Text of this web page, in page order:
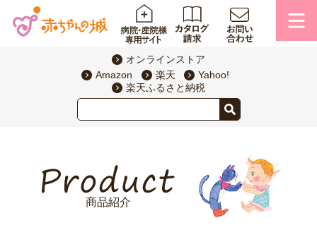
オンラインストア
Amazon
楽天
Yahoo!
楽天ふるさと納税
商品紹介